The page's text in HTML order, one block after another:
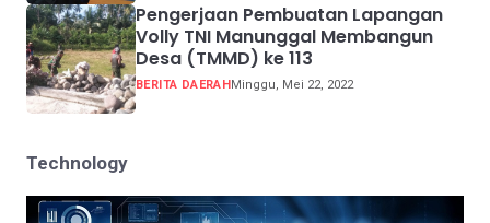
Pengerjaan Pembuatan Lapangan
Volly TNI Manunggal Membangun
Desa (TMMD) ke 113
BERITA DAERAHMinggu, Mei 22, 2022
Technology